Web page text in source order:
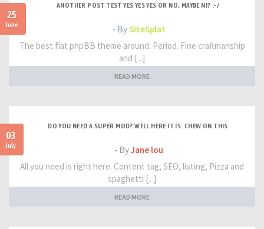
25
June
ANOTHER POST TEST YES YES YES OR NO, MAYBE NI? :-/
- BySiteSplat
The best flat phpBB theme around. Period. Fine craftmanship
and [...]
READ MORE
03
July
DO YOU NEED A SUPER MOD? WELL HERE IT IS. CHEW ON THIS
- ByJane lou
All you need is right here. Content tag, SEO, listing, Pizza and
spaghetti [...]
READ MORE